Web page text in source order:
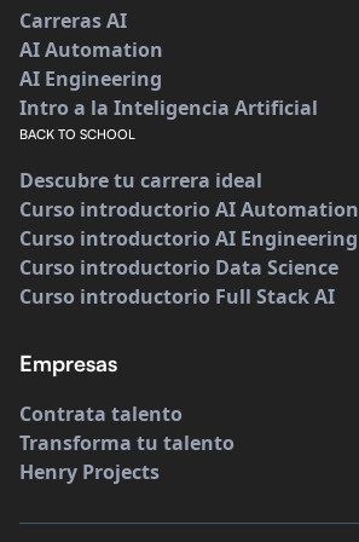
Carreras AI
AI Automation
AI Engineering
Intro a la Inteligencia Artificial
BACK TO SCHOOL
Descubre tu carrera ideal
Curso introductorio AI Automation
Curso introductorio AI Engineering
Curso introductorio Data Science
Curso introductorio Full Stack AI
Empresas
Contrata talento
Transforma tu talento
Henry Projects